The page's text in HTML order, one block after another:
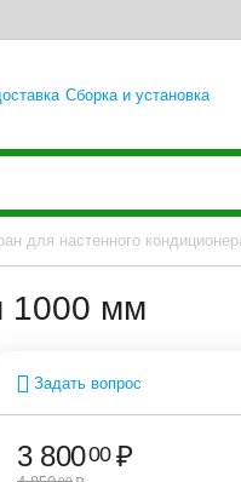
Сборка и установка
для настенного
1000 мм
Задать вопрос
3 80000 ₽